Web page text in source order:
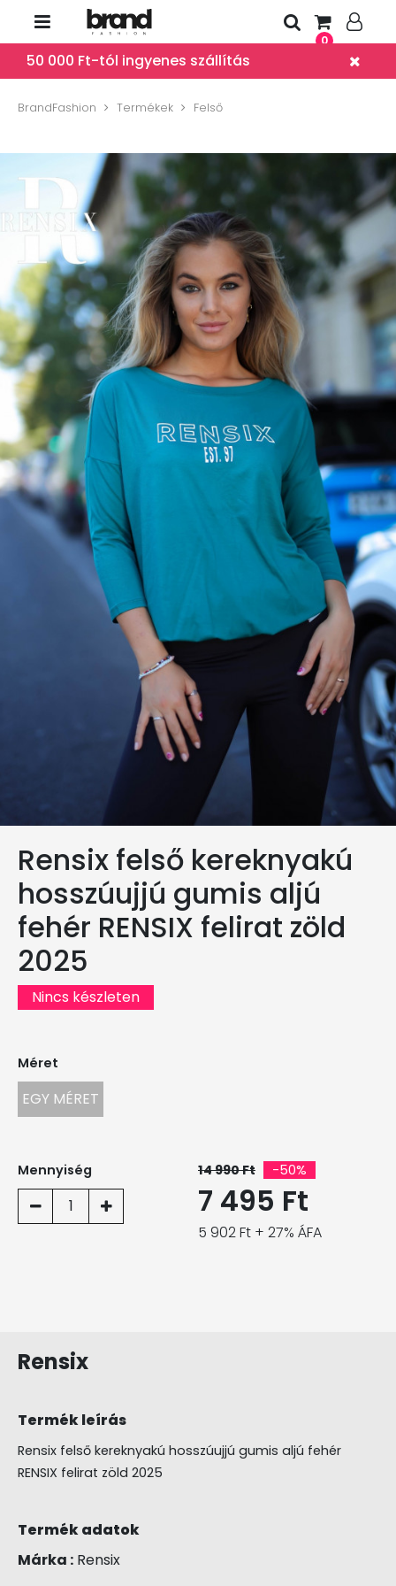
0
50 000 Ft-tól ingyenes szállítás
BrandFashion Termékek Felső
Rensix felső kereknyakú
hosszúujjú gumis aljú
fehér RENSIX felirat zöld
2025
Nincs készleten
Méret
EGY MÉRET
Mennyiség
1
14 990 Ft -50%
7 495 Ft
5 902 Ft + 27% ÁFA
Rensix
Termék leírás
Rensix felső kereknyakú hosszúujjú gumis aljú fehér
RENSIX felirat zöld 2025
Termék adatok
Márka : Rensix